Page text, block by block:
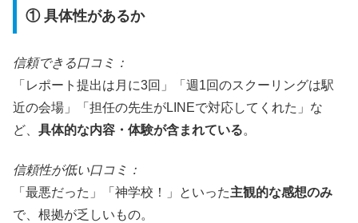
① 具体性があるか
信頼できる口コミ：
「レポート提出は月に3回」「週1回のスクーリングは駅
近の会場」「担任の先生がLINEで対応してくれた」な
ど、 具体的な内容・体験が含まれている。
信頼性が低い口コミ：
「最悪だった」「神学校！」といった主観的な感想のみ
で、根拠が乏しいもの。